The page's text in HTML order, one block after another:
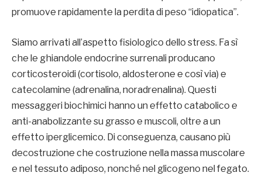
promuove rapidamente la perdita di peso “idiopatica”.
Siamo arrivati ​​all’aspetto fisiologico dello stress. Fa sì
che le ghiandole endocrine surrenali producano
corticosteroidi (cortisolo, aldosterone e così via) e
catecolamine (adrenalina, noradrenalina). Questi
messaggeri biochimici hanno un effetto catabolico e
anti-anabolizzante su grasso e muscoli, oltre a un
effetto iperglicemico. Di conseguenza, causano più
decostruzione che costruzione nella massa muscolare
e nel tessuto adiposo, nonché nel glicogeno nel fegato.